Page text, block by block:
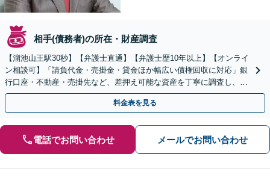
相手(債務者)の所在・財産調査
【溜池山王駅30秒】【弁護士直通】【弁護士歴10年以上】【オンライ
ン相談可】「請負代金・売掛金・貸金ほか幅広い債権回収に対応」銀
行口座・不動産・売掛先など、差押え可能な資産を丁寧に調査し、効
果的な手続きを選択します【休日・夜間相談可】
料金表を見る
電話でお問い合わせ メールでお問い合わせ